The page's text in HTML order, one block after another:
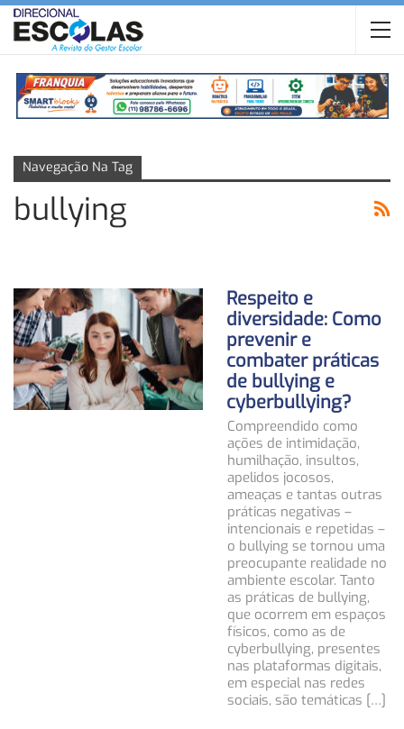
Navegação Na Tag
bullying
Respeito e
diversidade: Como
prevenir e
combater práticas
de bullying e
cyberbullying?
Compreendido como
ações de intimidação,
humilhação, insultos,
apelidos jocosos,
ameaças e tantas outras
práticas negativas –
intencionais e repetidas –
o bullying se tornou uma
preocupante realidade no
ambiente escolar. Tanto
as práticas de bullying,
que ocorrem em espaços
físicos, como as de
cyberbullying, presentes
nas plataformas digitais,
em especial nas redes
sociais, são temáticas […]